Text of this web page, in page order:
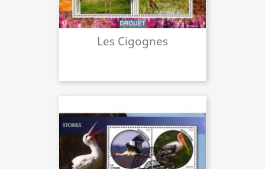
Les Cigognes